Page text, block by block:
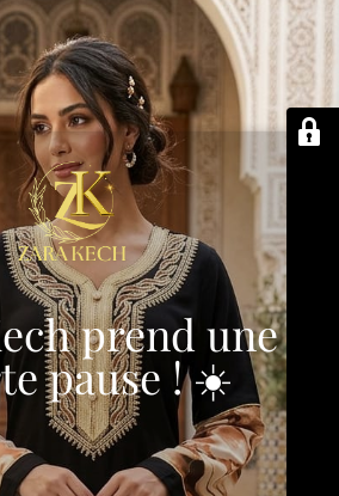
prend une
pause ! ☀️